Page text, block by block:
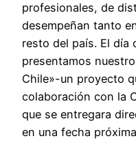
profesionales, de
desempeñan tanto
resto del país. El día
presentamos
Chile»-un proyecto
colaboración con la
que se entregara
en una fecha